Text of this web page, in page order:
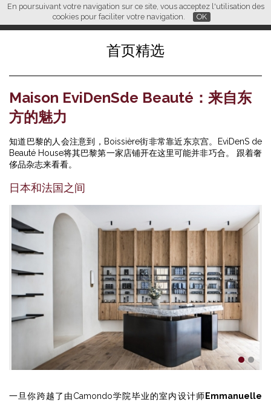
En poursuivant votre navigation sur ce site, vous acceptez l'utilisation des
cookies pour faciliter votre navigation.
OK
FR EN CN
L M
首页精选
Maison EviDenSde Beauté：来自东
方的魅力
知道巴黎的人会注意到，Boissière街非常靠近东京宫。EviDenS de
Beauté House将其巴黎第一家店铺开在这里可能并非巧合。 跟着奢
侈品杂志来看看。
日本和法国之间
1 2
一旦你跨越了由Camondo学院毕业的室内设计师 Emmanuelle